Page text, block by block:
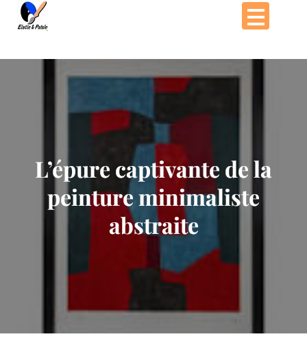
Passer
L’épure captivante de la
peinture minimaliste
abstraite